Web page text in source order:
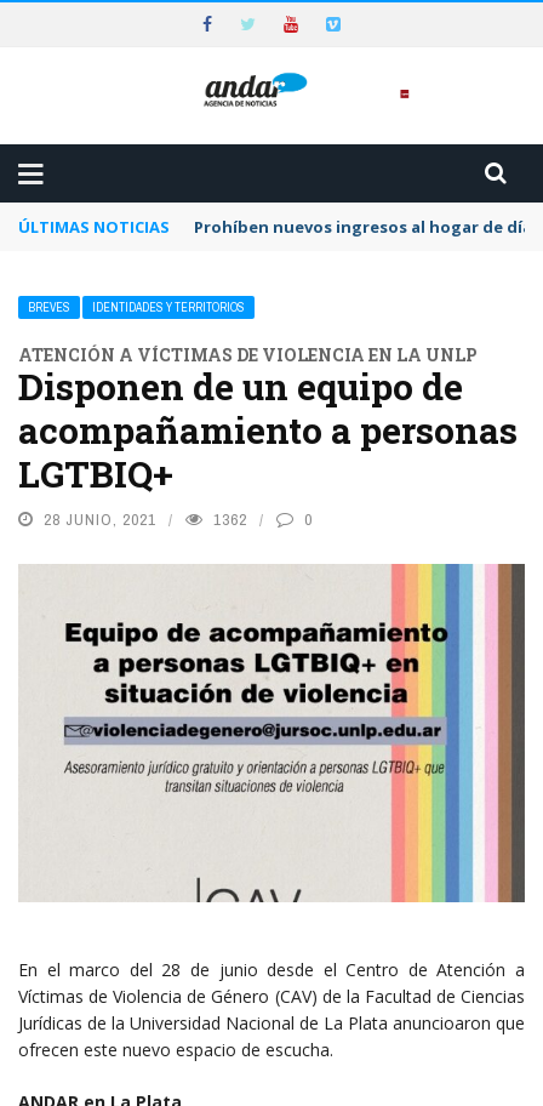
ÚLTIMAS NOTICIAS Prohíben nuevos ingresos al hogar de día
BREVES IDENTIDADES Y TERRITORIOS
ATENCIÓN A VÍCTIMAS DE VIOLENCIA EN LA UNLP
Disponen de un equipo de
acompañamiento a personas
LGTBIQ+
28 JUNIO, 2021 1362 0
En el marco del 28 de junio desde el Centro de Atención a
Víctimas de Violencia de Género (CAV) de la Facultad de Ciencias
Jurídicas de la Universidad Nacional de La Plata anuncioaron que
ofrecen este nuevo espacio de escucha.